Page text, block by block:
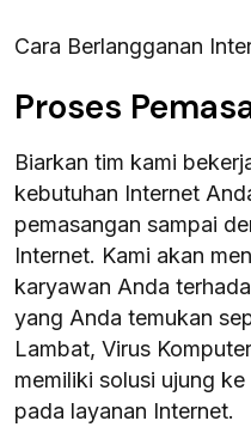
Cara Berlangganan
Proses
Biarkan tim kami
kebutuhan Internet
pemasangan sampai
Internet. Kami akan
karyawan Anda
yang Anda temukan
Lambat, Virus
memiliki solusi ujung
pada layanan Internet.